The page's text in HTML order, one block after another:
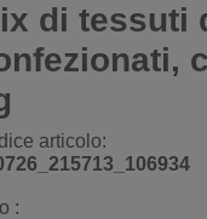
di tessuti
articolo:
: